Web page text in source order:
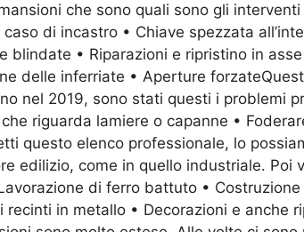
che sono quali sono gli
di incastro • Chiave spezzata
blindate • Riparazioni e ripristino in
delle inferriate • Aperture
nel 2019, sono stati questi i
riguarda lamiere o capanne •
questo elenco professionale, lo
edilizio, come in quello industriale. Poi
di ferro battuto •
recinti in metallo • Decorazioni e